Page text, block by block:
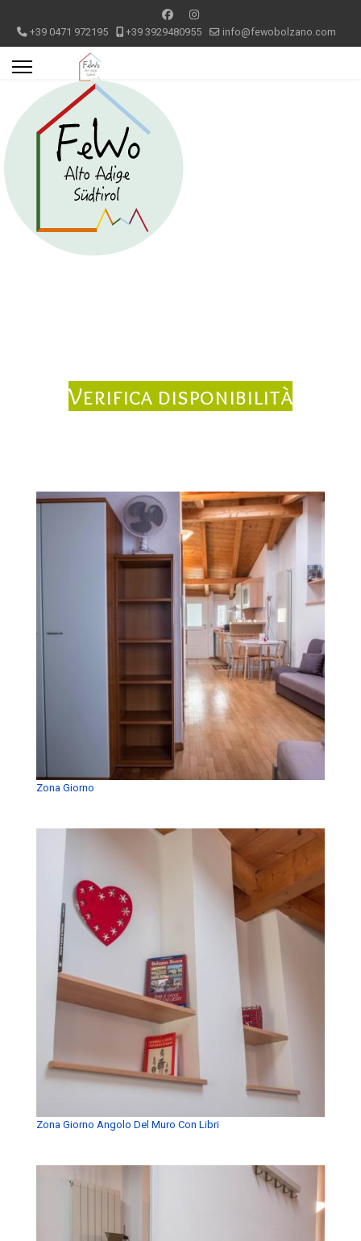
+39 0471 972195 +39 3929480955 info@fewobolzano.com
Verifica disponibilità
Zona Giorno
Zona Giorno Angolo Del Muro Con Libri